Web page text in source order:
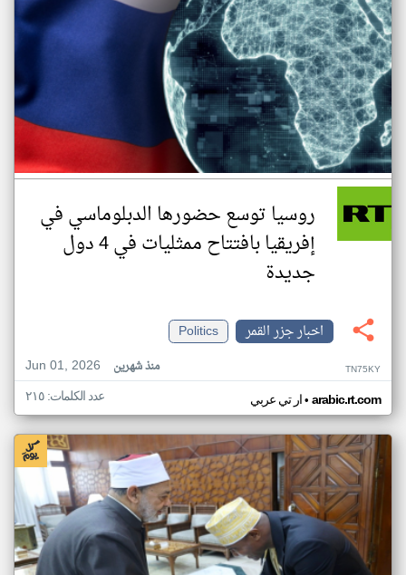
روسيا توسع حضورها الدبلوماسي في
إفريقيا بافتتاح ممثليات في 4 دول
جديدة
اخبار جزر القمر
Politics
Jun 01, 2026
منذ شهرين TN75KY
ار تي عربي• arabic.rt.com عدد الكلمات: ٢١٥